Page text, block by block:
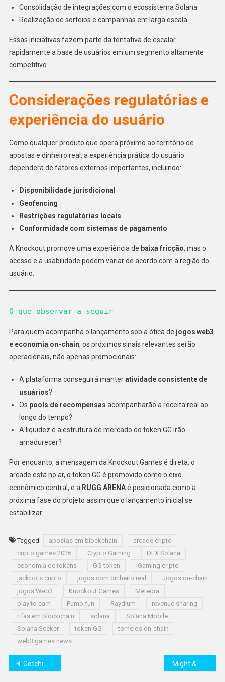
Consolidação de integrações com o ecossistema Solana
Realização de sorteios e campanhas em larga escala
Essas iniciativas fazem parte da tentativa de escalar
rapidamente a base de usuários em um segmento altamente
competitivo.
Considerações regulatórias e
experiência do usuário
Como qualquer produto que opera próximo ao território de
apostas e dinheiro real, a experiência prática do usuário
dependerá de fatores externos importantes, incluindo:
Disponibilidade jurisdicional
Geofencing
Restrições regulatórias locais
Conformidade com sistemas de pagamento
A Knockout promove uma experiência de baixa fricção, mas o
acesso e a usabilidade podem variar de acordo com a região do
usuário.
O que observar a seguir
Para quem acompanha o lançamento sob a ótica de jogos web3
e economia on-chain, os próximos sinais relevantes serão
operacionais, não apenas promocionais:
A plataforma conseguirá manteratividade consistente de
usuários?
Os pools de recompensas acompanharão a receita real ao
longo do tempo?
A liquidez e a estrutura de mercado do token GG irão
amadurecer?
Por enquanto, a mensagem da Knockout Games é direta: o
arcade está no ar, o token GG é promovido como o eixo
econômico central, e a RUGG ARENAé posicionada como a
próxima fase do projeto assim que o lançamento inicial se
estabilizar.
Tagged apostas em blockchain
arcade cripto
cripto games 2026
Crypto Gaming
DEX Solana
economia de tokens
GG token
iGaming cripto
jackpots cripto
jogos com dinheiro real
Jogos on-chain
jogos Web3
Knockout Games
Meteora
play to earn
Pump.fun Raydium
revenue sharing
rifas em blockchain
solana
Solana Mobile
Solana Seeker
token GG
torneios on-chain
web3 games news
Navegação
Gotchi Battler Beta vai ao ar, trazendo batalhas sempre ativas, modo campanha e espíritos livres